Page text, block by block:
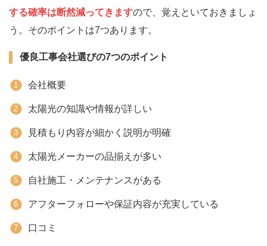
する確率は断然減ってきますので、覚えといておきましょ
う。そのポイントは7つあります。
優良工事会社選びの7つのポイント
会社概要
太陽光の知識や情報が詳しい
見積もり内容が細かく説明が明確
太陽光メーカーの品揃えが多い
自社施工・メンテナンスがある
アフターフォローや保証内容が充実している
口コミ